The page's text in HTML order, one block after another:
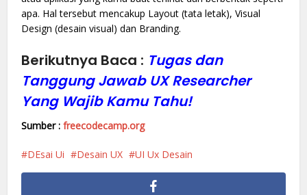
apa. Hal tersebut mencakup Layout (tata letak), Visual
Design (desain visual) dan Branding.
Berikutnya Baca : Tugas dan
Tanggung Jawab UX Researcher
Yang Wajib Kamu Tahu!
Sumber :freecodecamp.org
DEsai Ui Desain UX UI Ux Desain